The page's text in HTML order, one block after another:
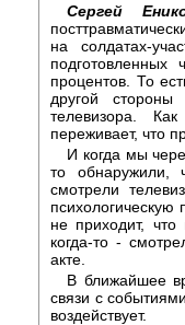
Сергей
на солдатах-
процентов. То
другой
телевизора.
переживает, что
И когда мы
то обнаружили,
смотрели
не приходит,
когда-то -
акте.
В ближайшее
связи с
воздействует.